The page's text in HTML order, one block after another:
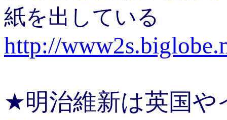
紙を出している
http://
★明治維新は英国や